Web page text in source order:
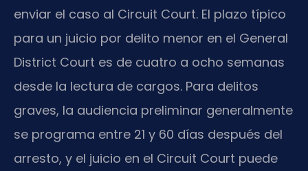
enviar el caso al Circuit Court. El plazo típico
para un juicio por delito menor en el General
District Court es de cuatro a ocho semanas
desde la lectura de cargos. Para delitos
graves, la audiencia preliminar generalmente
se programa entre 21 y 60 días después del
arresto, y el juicio en el Circuit Court puede